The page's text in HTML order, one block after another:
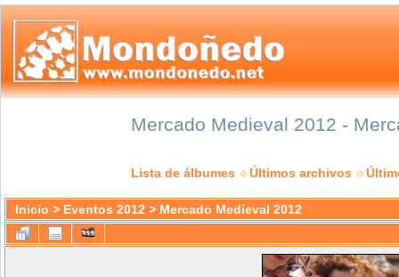
Mercado Medieval 2012 -
Lista de álbumes Últimos archivos
Inicio > Eventos 2012 > Mercado Medieval 2012